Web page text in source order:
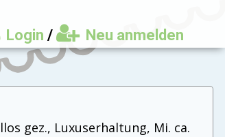
Login / Neu anmelden
gez., Luxuserhaltung, Mi. ca.